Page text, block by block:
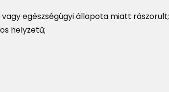
egészségügyi állapota miatt rászorult;
helyzetű;